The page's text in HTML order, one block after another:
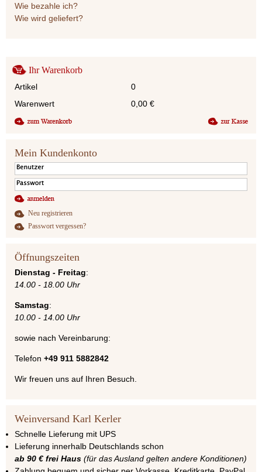
Wie bezahle ich?
Wie wird geliefert?
Ihr Warenkorb
Artikel
0
Warenwert
0,00 €
Mein Kundenkonto
Neu registrieren
Passwort vergessen?
Öffnungszeiten
Dienstag - Freitag:
14.00 - 18.00 Uhr
Samstag:
10.00 - 14.00 Uhr
sowie nach Vereinbarung:
Telefon +49 911 5882842
Wir freuen uns auf Ihren Besuch.
Weinversand Karl Kerler
Schnelle Lieferung mit UPS
Lieferung innerhalb Deutschlands schon
ab 90 € frei Haus (für das Ausland gelten andere Konditionen)